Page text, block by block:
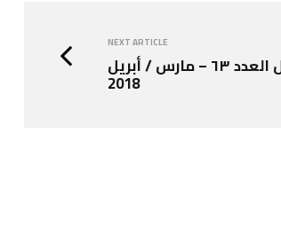
NEXT ARTICLE
هيكل العدد ٦٣ – مارس / أبريل
2018